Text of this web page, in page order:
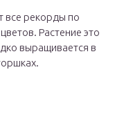
все рекорды по
Растение это
выращивается в